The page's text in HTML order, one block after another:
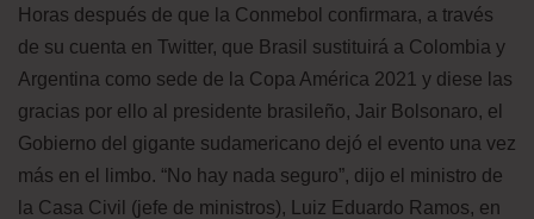
Horas después de que la Conmebol confirmara, a través
de su cuenta en Twitter, que Brasil sustituirá a Colombia y
Argentina como sede de la Copa América 2021 y diese las
gracias por ello al presidente brasileño, Jair Bolsonaro, el
Gobierno del gigante sudamericano dejó el evento una vez
más en el limbo. “No hay nada seguro”, dijo el ministro de
la Casa Civil (jefe de ministros), Luiz Eduardo Ramos, en